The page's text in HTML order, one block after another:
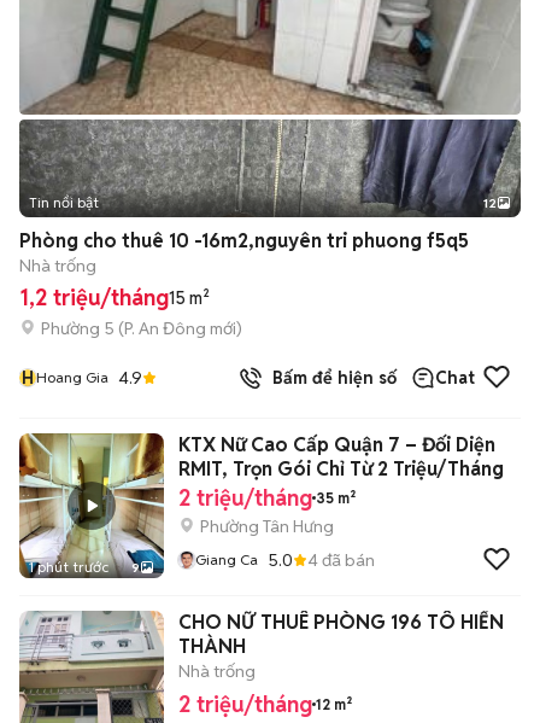
+2
Tin nổi bật 12
Phòng cho thuê 10 -16m2,nguyên tri phuong f5q5
Nhà trống
1,2 triệu/tháng15 m²
Phường 5 (P. An Đông mới)
HHoang Gia 4.9 Bấm để hiện số Chat
1 phút trước 9
KTX Nữ Cao Cấp Quận 7 – Đối Diện
RMIT, Trọn Gói Chỉ Từ 2 Triệu/Tháng
2 triệu/tháng 35 m²
Phường Tân Hưng
Giang Ca 5.0 4đã bán
CHO NỮ THUÊ PHÒNG 196 TÔ HIẾN
THÀNH
Nhà trống
2 triệu/tháng 12 m²